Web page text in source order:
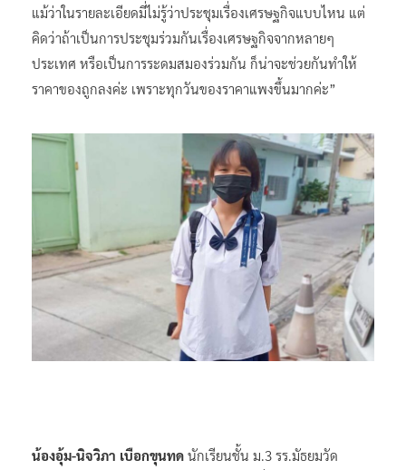
แม้ว่าในรายละเอียดมี่ไม่รู้ว่าประชุมเรื่องเศรษฐกิจแบบไหน แต่
คิดว่าถ้าเป็นการประชุมร่วมกันเรื่องเศรษฐกิจจากหลายๆ
ประเทศ หรือเป็นการระดมสมองร่วมกัน ก็น่าจะช่วยกันทำให้
ราคาของถูกลงค่ะ เพราะทุกวันของราคาแพงขึ้นมากค่ะ”
น้องอุ้ม-นิจวิภา เบือกขุนทด นักเรียนชั้น ม.3 รร.มัธยมวัด